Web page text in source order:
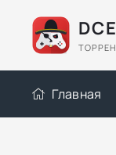
Главная